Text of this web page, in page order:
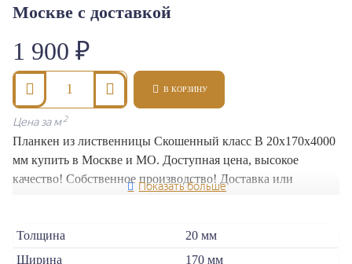
Москве с доставкой
1 900 ₽
В КОРЗИНУ
Толщина
20 мм
Ширина
170 мм
Планкен из лиственницы Скошенный класс В 20x170x4000
мм купить в Москве и МО. Доступная цена, высокое
качество! Собственное производство! Доставка или
Цена за м2